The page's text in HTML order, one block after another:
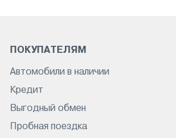
ПОКУПАТЕЛЯМ
Автомобили в наличии
Кредит
Выгодный обмен
Пробная поездка